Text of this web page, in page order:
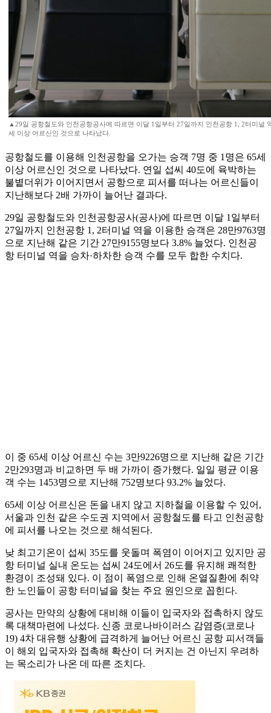
▲29일 공항철도와 인천공항공사에 따르면 이달 1일부터 27일까지 인천공항 1, 2터미널
세 이상 어르신인 것으로 나타났다.
공항철도를 이용해 인천공항을 오가는 승객 7명 중 1명은 65세
이상 어르신인 것으로 나타났다. 연일 섭씨 40도에 육박하는
불볕더위가 이어지면서 공항으로 피서를 떠나는 어르신들이
지난해보다 2배 가까이 늘어난 결과다.
29일 공항철도와 인천공항공사(공사)에 따르면 이달 1일부터
27일까지 인천공항 1, 2터미널 역을 이용한 승객은 28만9763명
으로 지난해 같은 기간 27만9155명보다 3.8% 늘었다. 인천공
항 터미널 역을 승차·하차한 승객 수를 모두 합한 수치다.
이 중 65세 이상 어르신 수는 3만9226명으로 지난해 같은 기간
2만293명과 비교하면 두 배 가까이 증가했다. 일일 평균 이용
객 수는 1453명으로 지난해 752명보다 93.2% 늘었다.
65세 이상 어르신은 돈을 내지 않고 지하철을 이용할 수 있어,
서울과 인천 같은 수도권 지역에서 공항철도를 타고 인천공항
에 피서를 나오는 것으로 해석된다.
낮 최고기온이 섭씨 35도를 웃돌며 폭염이 이어지고 있지만 공
항 터미널 실내 온도는 섭씨 24도에서 26도를 유지해 쾌적한
환경이 조성돼 있다. 이 점이 폭염으로 인해 온열질환에 취약
한 노인들이 공항 터미널을 찾는 주요 원인으로 꼽힌다.
공사는 만약의 상황에 대비해 이들이 입국자와 접촉하지 않도
록 대책마련에 나섰다. 신종 코로나바이러스 감염증(코로나
19) 4차 대유행 상황에 급격하게 늘어난 어르신 공항 피서객들
이 해외 입국자와 접촉해 확산이 더 커지는 건 아닌지 우려하
는 목소리가 나온 데 따른 조치다.